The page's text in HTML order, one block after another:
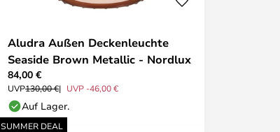
Aludra Außen Deckenleuchte
Seaside Brown Metallic - Nordlux
84,00 €
UVP130,00 € UVP -46,00 €
Auf Lager.
SUMMER DEAL